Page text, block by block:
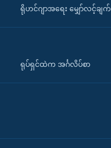
ရိုဟင်ဂျာအရေး မျှော်လင့်ချက်
ရုပ်ရှင်ထဲက အင်္ဂလိပ်စာ